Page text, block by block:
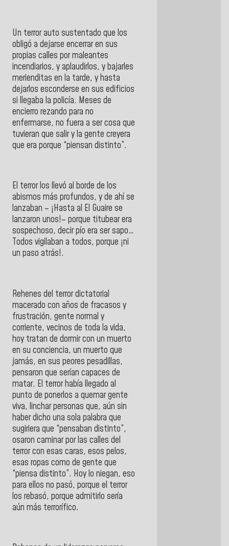
Un terror auto sustentado que los
obligó a dejarse encerrar en sus
propias calles por maleantes
incendiarios, y aplaudirlos, y bajarles
merienditas en la tarde, y hasta
dejarlos esconderse en sus edificios
si llegaba la policía. Meses de
encierro rezando para no
enfermarse, no fuera a ser cosa que
tuvieran que salir y la gente creyera
que era porque “piensan distinto”.
El terror los llevó al borde de los
abismos más profundos, y de ahí se
lanzaban – ¡Hasta al El Guaire se
lanzaron unos!– porque titubear era
sospechoso, decir pío era ser sapo…
Todos vigilaban a todos, porque ¡ni
un paso atrás!.
Rehenes del terror dictatorial
macerado con años de fracasos y
frustración, gente normal y
corriente, vecinos de toda la vida,
hoy tratan de dormir con un muerto
en su conciencia, un muerto que
jamás, en sus peores pesadillas,
pensaron que serían capaces de
matar. El terror había llegado al
punto de ponerlos a quemar gente
viva, linchar personas que, aún sin
haber dicho una sola palabra que
sugiriera que “pensaban distinto”,
osaron caminar por las calles del
terror con esas caras, esos pelos,
esas ropas como de gente que
“piensa distinto”. Hoy lo niegan, eso
para ellos no pasó, porque el terror
los rebasó, porque admitirlo sería
aún más terrorífico.